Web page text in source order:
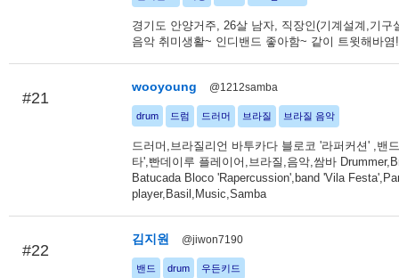
경기도 안양거주, 26살 남자, 직장인(기계설계,기구
음악 취미생활~ 인디밴드 좋아함~ 같이 트윗해바염!
#21
wooyoung @1212samba
drum 드럼 드러머 브라질 브라질 음악
드러머,브라질리언 바투카다 블로코 '라퍼커션' ,밴
타',빤데이루 플레이어,브라질,음악,쌈바
Batucada Bloco 'Rapercussion',band 'Vila
player,Basil,Music,Samba
#22
김지원 @jiwon7190
밴드 drum 우든키드